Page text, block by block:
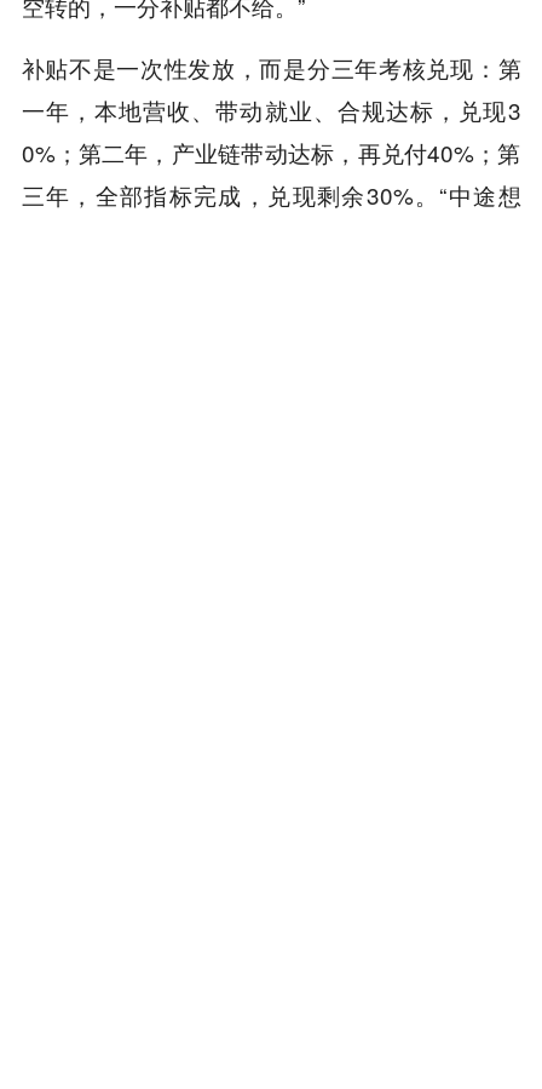
补贴不是一次性发放，而是分三年考核兑现：第
一年，本地营收、带动就业、合规达标，兑现3
0%；第二年，产业链带动达标，再兑付40%；第
三年，全部指标完成，兑现剩余30%。“中途想